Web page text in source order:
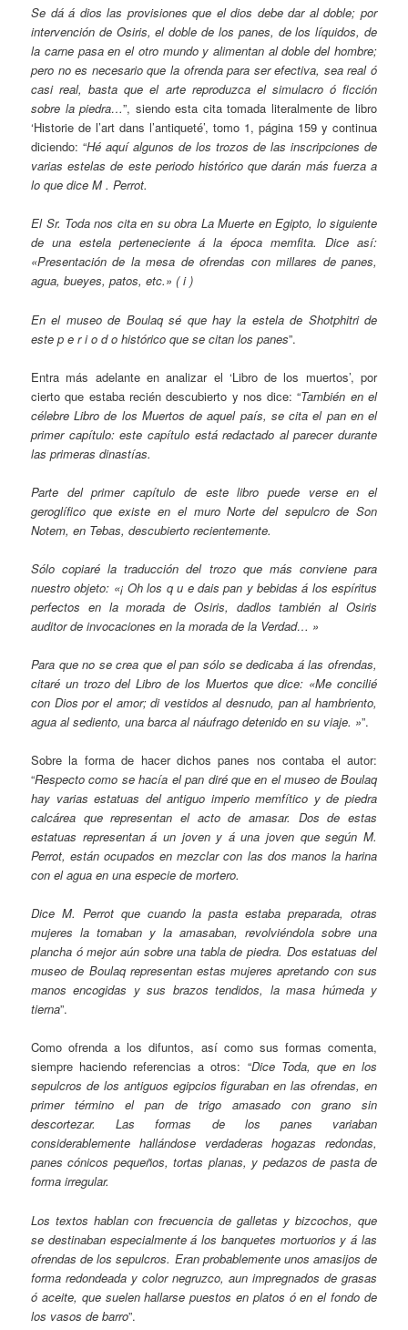
Se dá á dios las provisiones que el dios debe dar al doble; por
intervención de Osiris, el doble de los panes, de los líquidos, de
la carne pasa en el otro mundo y alimentan al doble del hombre;
pero no es necesario que la ofrenda para ser efectiva, sea real ó
casi real, basta que el arte reproduzca el simulacro ó ficción
sobre la piedra…”, siendo esta cita tomada literalmente de libro
‘Historie de l’art dans l’antiqueté’, tomo 1, página 159 y continua
diciendo: “Hé aquí algunos de los trozos de las inscripciones de
varias estelas de este periodo histórico que darán más fuerza a
lo que dice M . Perrot.
El Sr. Toda nos cita en su obra La Muerte en Egipto, lo siguiente
de una estela perteneciente á la época memfita. Dice así:
«Presentación de la mesa de ofrendas con millares de panes,
agua, bueyes, patos, etc.» ( i )
En el museo de Boulaq sé que hay la estela de Shotphitri de
este p e r i o d o histórico que se citan los panes”.
Entra más adelante en analizar el ‘Libro de los muertos’, por
cierto que estaba recién descubierto y nos dice: “También en el
célebre Libro de los Muertos de aquel país, se cita el pan en el
primer capítulo: este capítulo está redactado al parecer durante
las primeras dinastías.
Parte del primer capítulo de este libro puede verse en el
geroglífico que existe en el muro Norte del sepulcro de Son
Notem, en Tebas, descubierto recientemente.
Sólo copiaré la traducción del trozo que más conviene para
nuestro objeto: «¡ Oh los q u e daispan y bebidas á los espíritus
perfectos en la morada de Osiris, dadlos también al Osiris
auditor de invocaciones en la morada de la Verdad… »
Para que no se crea que el pan sólo se dedicaba á las ofrendas,
citaré un trozo del Libro de los Muertos que dice: «Me concilié
con Dios por el amor; di vestidos al desnudo, pan al hambriento,
agua al sediento, una barca al náufrago detenido en su viaje. »”.
Sobre la forma de hacer dichos panes nos contaba el autor:
“Respecto como se hacía el pan diré que en el museo de Boulaq
hay varias estatuas del antiguo imperio memfítico y de piedra
calcárea que representan el acto de amasar. Dos de estas
estatuas representan á un joven y á una joven que según M.
Perrot, están ocupados en mezclar con las dos manos la harina
con el agua en una especie de mortero.
Dice M. Perrot que cuando la pasta estaba preparada, otras
mujeres la tomaban y la amasaban, revolviéndola sobre una
plancha ó mejor aún sobre una tabla de piedra. Dos estatuas del
museo de Boulaq representan estas mujeres apretando con sus
manos encogidas y sus brazos tendidos, la masa húmeda y
tierna”.
Como ofrenda a los difuntos, así como sus formas comenta,
siempre haciendo referencias a otros: “Dice Toda, que en los
sepulcros de los antiguos egipcios figuraban en las ofrendas, en
primer término el pan de trigo amasado con grano sin
descortezar. Las formas de los panes variaban
considerablemente hallándose verdaderas hogazas redondas,
panes cónicos pequeños, tortas planas, y pedazos de pasta de
forma irregular.
Los textos hablan con frecuencia de galletas y bizcochos, que
se destinaban especialmente á los banquetes mortuorios y á las
ofrendas de los sepulcros. Eran probablemente unos amasijos de
forma redondeada y color negruzco, aun impregnados de grasas
ó aceite, que suelen hallarse puestos en platos ó en el fondo de
los vasos de barro”.